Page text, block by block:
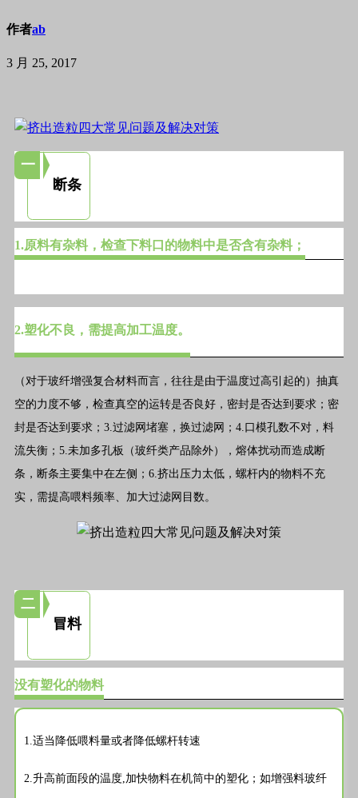
作者ab
3 月 25, 2017
一
断条
1.原料有杂料，检查下料口的物料中是否含有杂料；
2.塑化不良，需提高加工温度。
（对于玻纤增强复合材料而言，往往是由于温度过高引起的）抽真
空的力度不够，检查真空的运转是否良好，密封是否达到要求；密
封是否达到要求；3.过滤网堵塞，换过滤网；4.口模孔数不对，料
流失衡；5.未加多孔板（玻纤类产品除外），熔体扰动而造成断
条，断条主要集中在左侧；6.挤出压力太低，螺杆内的物料不充
实，需提高喂料频率、加大过滤网目数。
二
冒料
没有塑化的物料
1.适当降低喂料量或者降低螺杆转速
2.升高前面段的温度,加快物料在机筒中的塑化；如增强料玻纤